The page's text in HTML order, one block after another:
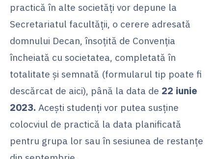
practică în alte societăți vor depune la
Secretariatul facultății, o cerere adresată
domnului Decan, însoțită de Convenția
încheiată cu societatea, completată în
totalitate și semnată (formularul tip poate fi
descărcat de aici), până la data de 22 iunie
2023. Acești studenți vor putea susține
colocviul de practică la data planificată
pentru grupa lor sau în sesiunea de restanțe